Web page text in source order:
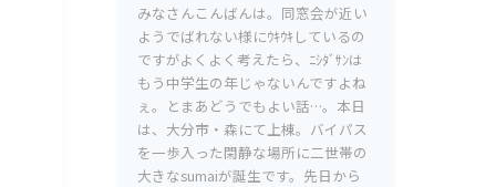
みなさんこんばんは。同窓会が近い
ようでばれない様にｳｷｳｷしているの
ですがよくよく考えたら、ﾆｼﾀﾞｻﾝは
もう中学生の年じゃないんですよね
ぇ。とまあどうでもよい話…。本日
は、大分市・森にて上棟。バイパス
を一歩入った閑静な場所に二世帯の
大きなsumaiが誕生です。先日から